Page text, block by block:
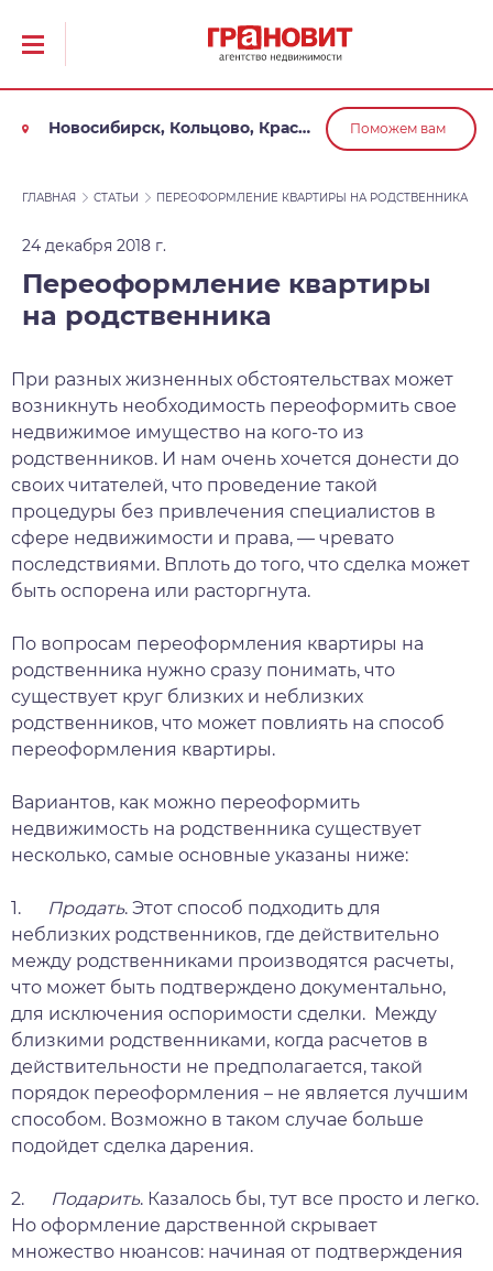
Новосибирск, Кольцово, Краснообск, Обь Поможем вам
ГЛАВНАЯ СТАТЬИ ПЕРЕОФОРМЛЕНИЕ КВАРТИРЫ НА РОДСТВЕННИКА
24 декабря 2018 г.
Переоформление квартиры
на родственника
При разных жизненных обстоятельствах может
возникнуть необходимость переоформить свое
недвижимое имущество на кого-то из
родственников. И нам очень хочется донести до
своих читателей, что проведение такой
процедуры без привлечения специалистов в
сфере недвижимости и права, — чревато
последствиями. Вплоть до того, что сделка может
быть оспорена или расторгнута.
По вопросам переоформления квартиры на
родственника нужно сразу понимать, что
существует круг близких и неблизких
родственников, что может повлиять на способ
переоформления квартиры.
Вариантов, как можно переоформить
недвижимость на родственника существует
несколько, самые основные указаны ниже:
1. Продать. Этот способ подходить для
неблизких родственников, где действительно
между родственниками производятся расчеты,
что может быть подтверждено документально,
для исключения оспоримости сделки. Между
близкими родственниками, когда расчетов в
действительности не предполагается, такой
порядок переоформления – не является лучшим
способом. Возможно в таком случае больше
подойдет сделка дарения.
2. Подарить. Казалось бы, тут все просто и легко.
Но оформление дарственной скрывает
множество нюансов: начиная от подтверждения